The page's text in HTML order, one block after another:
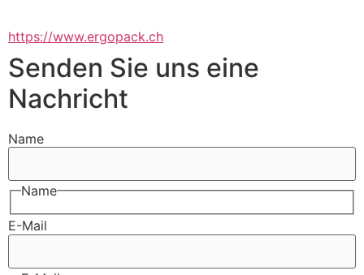
https://www.ergopack.ch
Senden Sie uns eine
Nachricht
Name
Name
E-Mail